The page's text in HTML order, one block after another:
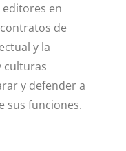
en
de
y la
culturas
y defender a
sus funciones.